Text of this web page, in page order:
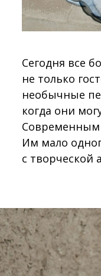
Сегодня все
не только
необычные
когда они
Современным
Им мало
с творческой